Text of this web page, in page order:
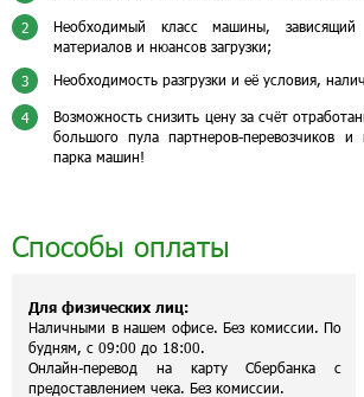
2
Необходимый класс машины,
материалов и нюансов загрузки;
3 Необходимость разгрузки и её условия,
4
Возможность снизить цену за счёт
большого пула партнеров-перевозчиков и
парка машин!
Способы оплаты
Для физических лиц:
Наличными в нашем офисе. Без комиссии. По
будням, с 09:00 до 18:00.
Онлайн-перевод на карту Сбербанка с
предоставлением чека. Без комиссии.